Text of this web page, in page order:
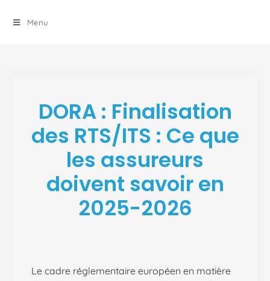
Menu
DORA : Finalisation
des RTS/ITS : Ce que
les assureurs
doivent savoir en
2025-2026
Le cadre réglementaire européen en matière